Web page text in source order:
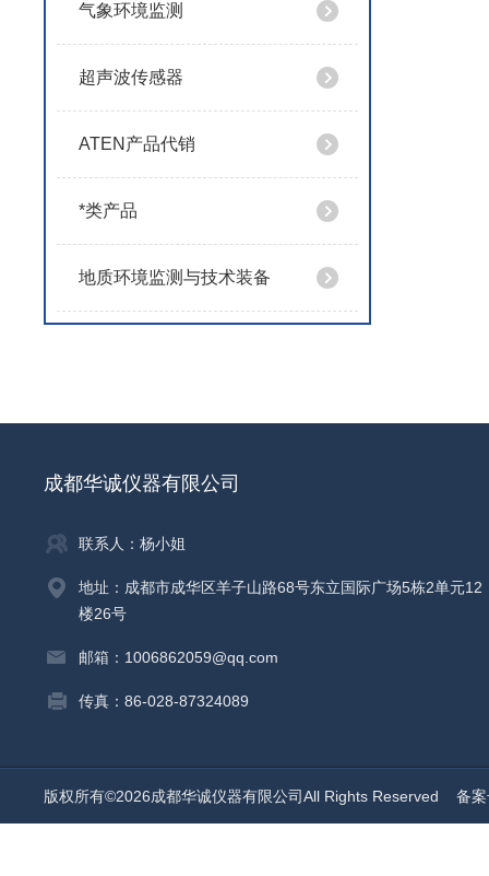
气象环境监测
超声波传感器
ATEN产品代销
*类产品
地质环境监测与技术装备
成都华诚仪器有限公司
联系人：杨小姐
地址：成都市成华区羊子山路68号东立国际广场5栋2单元12
楼26号
邮箱：1006862059@qq.com
传真：86-028-87324089
版权所有©2026成都华诚仪器有限公司All Rights Reserved 备